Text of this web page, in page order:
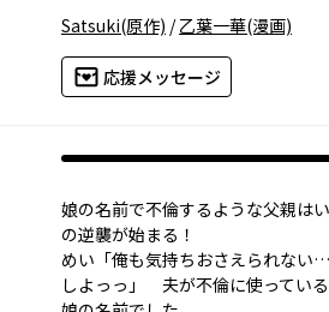
Satsuki(原作) /乙葉一華(漫画)
応援メッセージ
娘の名前で不倫するような父親はい
の逆襲が始まる！
めい「俺も気持ちおさえられな
しよっっ」 夫が不倫に使ってい